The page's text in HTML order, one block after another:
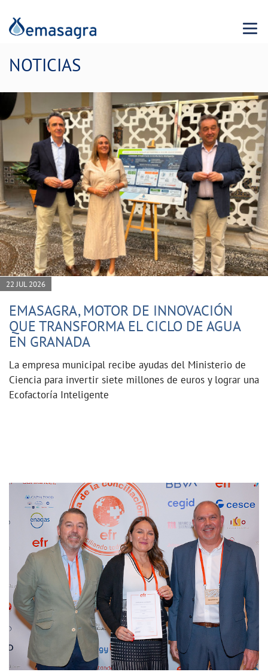
Menu
NOTICIAS
22 JUL 2026
EMASAGRA, MOTOR DE INNOVACIÓN
QUE TRANSFORMA EL CICLO DE AGUA
EN GRANADA
La empresa municipal recibe ayudas del Ministerio de
Ciencia para invertir siete millones de euros y lograr una
Ecofactoría Inteligente